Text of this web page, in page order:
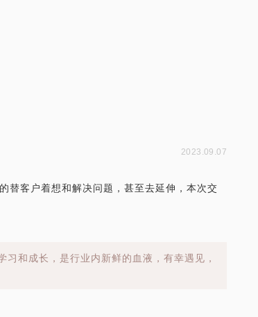
2023.09.07
替客户着想和解决问题，甚至去延伸，本次交
和成长，是行业内新鲜的血液，有幸遇见，